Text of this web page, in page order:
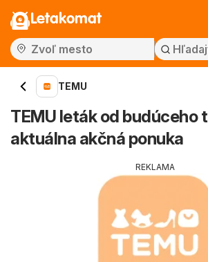
Letakomat
TEMU
TEMU leták od budúceho
aktuálna akčná ponuka
REKLAMA